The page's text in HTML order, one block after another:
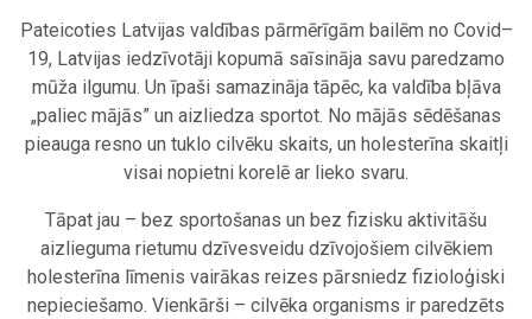
Pateicoties Latvijas valdības pārmērīgām bailēm no Covid–
19, Latvijas iedzīvotāji kopumā saīsināja savu paredzamo
mūža ilgumu. Un īpaši samazināja tāpēc, ka valdība bļāva
„paliec mājās” un aizliedza sportot. No mājās sēdēšanas
pieauga resno un tuklo cilvēku skaits, un holesterīna skaitļi
visai nopietni korelē ar lieko svaru.
Tāpat jau – bez sportošanas un bez fizisku aktivitāšu
aizlieguma rietumu dzīvesveidu dzīvojošiem cilvēkiem
holesterīna līmenis vairākas reizes pārsniedz fizioloģiski
nepieciešamo. Vienkārši – cilvēka organisms ir paredzēts